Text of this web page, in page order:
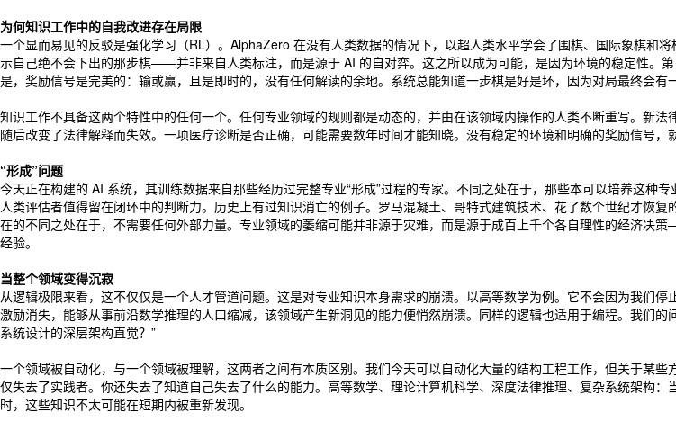
为何知识工作中的自我改进存在局限
一个显而易见的反驳是强化学习（RL）。AlphaZero 在没有人类数据的情况下，以超人类水平学会了围棋、国际象棋
示自己绝不会下出的那步棋——并非来自人类标注，而是源于 AI 的自对弈。这之所以成为可能，是因为环境的稳定性。
是，奖励信号是完美的：输或赢，且是即时的，没有任何解读的余地。系统总能知道一步棋是好是坏，因为对局最终会有
知识工作不具备这两个特性中的任何一个。任何专业领域的规则都是动态的，并由在该领域内操作的人类不断重写。新
随后改变了法律解释而失效。一项医疗诊断是否正确，可能需要数年时间才能知晓。没有稳定的环境和明确的奖励信号，
“形成”问题
今天正在构建的 AI 系统，其训练数据来自那些经历过完整专业“形成”过程的专家。不同之处在于，那些本可以培养这种
人类评估者值得留在闭环中的判断力。历史上有过知识消亡的例子。罗马混凝土、哥特式建筑技术、花了数个世纪才恢
在的不同之处在于，不需要任何外部力量。专业领域的萎缩可能并非源于灾难，而是源于成百上千个各自理性的经济
经验。
当整个领域变得沉寂
从逻辑极限来看，这不仅仅是一个人才管道问题。这是对专业知识本身需求的崩溃。以高等数学为例。它不会因为我们
激励消失，能够从事前沿数学推理的人口缩减，该领域产生新洞见的能力便悄然崩溃。同样的逻辑也适用于编程。我们
系统设计的深层架构直觉？”
一个领域被自动化，与一个领域被理解，这两者之间有本质区别。我们今天可以自动化大量的结构工程工作，但关于某
仅失去了实践者。你还失去了知道自己失去了什么的能力。高等数学、理论计算机科学、深度法律推理、复杂系统架构
时，这些知识不太可能在短期内被重新发现。